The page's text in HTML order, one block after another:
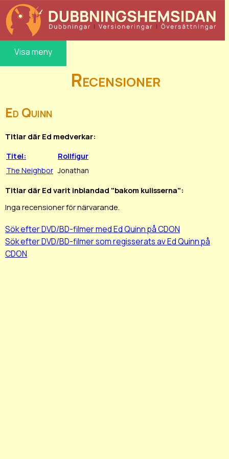
Visa meny
Recensioner
Ed Quinn
Titlar där Ed medverkar:
Titel:
Rollfigur
The Neighbor Jonathan
Titlar där Ed varit inblandad "bakom kulisserna":
Inga recensioner för närvarande.
Sök efter DVD/BD-filmer med Ed Quinn på CDON
Sök efter DVD/BD-filmer som regisserats av Ed Quinn på
CDON